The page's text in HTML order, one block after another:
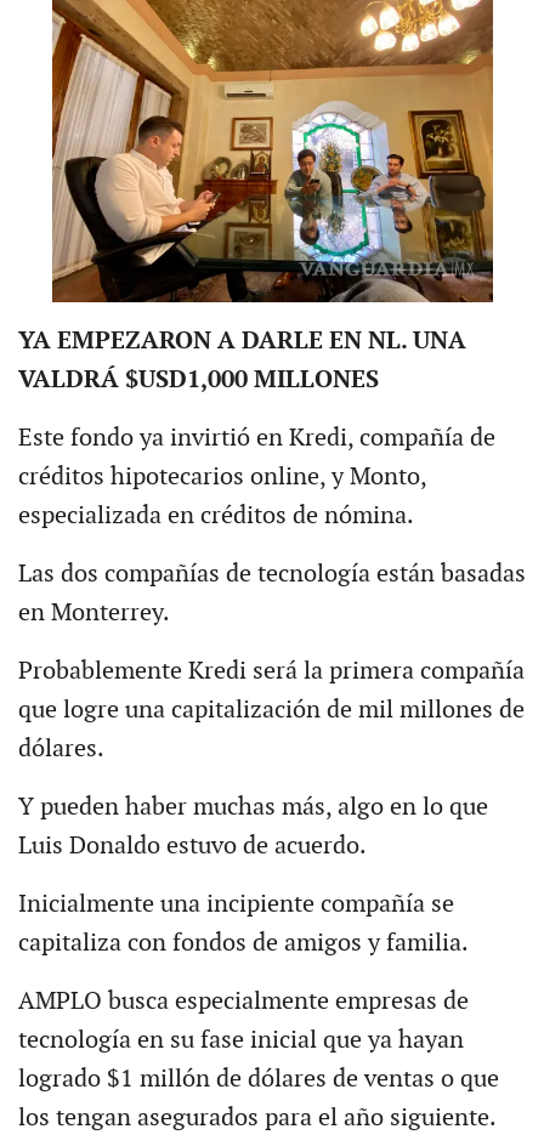
YA EMPEZARON A DARLE EN NL. UNA
VALDRÁ $USD1,000 MILLONES
Este fondo ya invirtió en Kredi, compañía de
créditos hipotecarios online, y Monto,
especializada en créditos de nómina.
Las dos compañías de tecnología están basadas
en Monterrey.
Probablemente Kredi será la primera compañía
que logre una capitalización de mil millones de
dólares.
Y pueden haber muchas más, algo en lo que
Luis Donaldo estuvo de acuerdo.
Inicialmente una incipiente compañía se
capitaliza con fondos de amigos y familia.
AMPLO busca especialmente empresas de
tecnología en su fase inicial que ya hayan
logrado $1 millón de dólares de ventas o que
los tengan asegurados para el año siguiente.